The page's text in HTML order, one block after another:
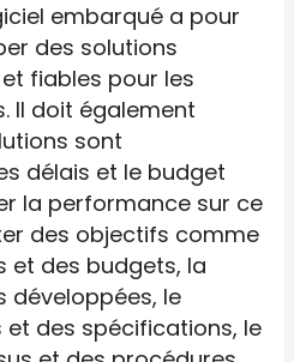
embarqué a pour
des solutions
fiables pour les
Il doit également
sont
délais et le budget
la performance sur ce
des objectifs comme
et des budgets, la
développées, le
des spécifications, le